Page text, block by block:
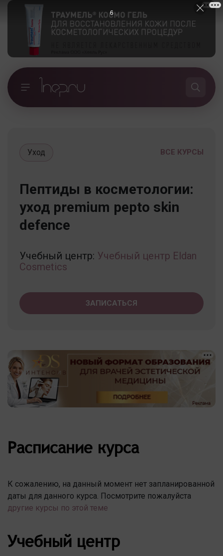
ВСЕ КУРСЫ
Уход
Пептиды в косметологии:
уход premium pepto skin
defence
Учебный центр: Учебный центр Eldan
Cosmetics
ЗАПИСАТЬСЯ
Расписание курса
К сожалению, на данный момент нет запланированной
даты для данного курса. Посмотрите пожалуйста
другие курсы по этой теме
Учебный центр
5